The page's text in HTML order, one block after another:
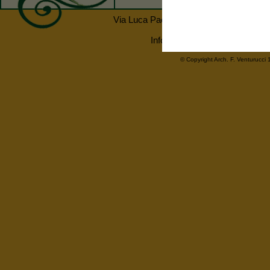
Via Luca Pacioli 56 - 52037
Informativa Privacy
© CopyrightArch. F. Venturucci